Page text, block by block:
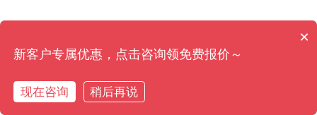
×
新客户专属优惠，点击咨询领免费报价～
现在咨询 稍后再说
在线咨询